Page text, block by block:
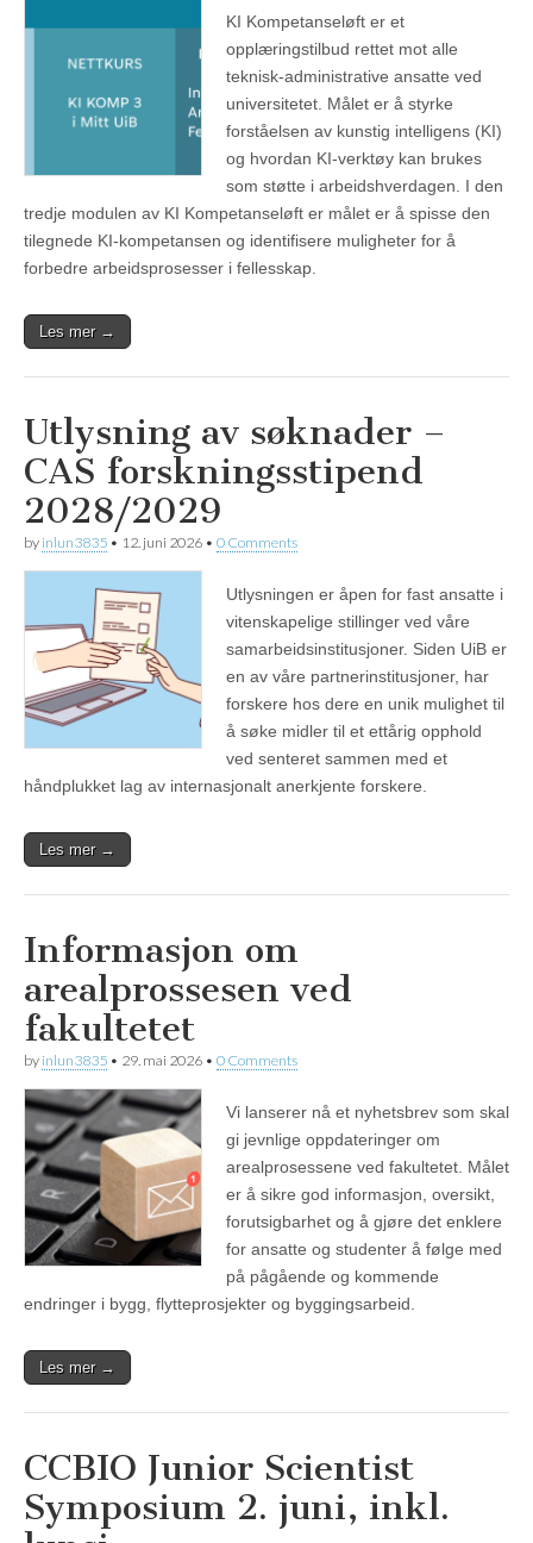
KI Kompetanseløft er et
opplæringstilbud rettet mot alle
teknisk-administrative ansatte ved
universitetet. Målet er å styrke
forståelsen av kunstig intelligens (KI)
og hvordan KI-verktøy kan brukes
som støtte i arbeidshverdagen. I den
tredje modulen av KI Kompetanseløft er målet er å spisse den
tilegnede KI-kompetansen og identifisere muligheter for å
forbedre arbeidsprosesser i fellesskap.
Les mer →
Utlysning av søknader –
CAS forskningsstipend
2028/2029
by inlun3835 • 12. juni 2026 • 0 Comments
Utlysningen er åpen for fast ansatte i
vitenskapelige stillinger ved våre
samarbeidsinstitusjoner. Siden UiB er
en av våre partnerinstitusjoner, har
forskere hos dere en unik mulighet til
å søke midler til et ettårig opphold
ved senteret sammen med et
håndplukket lag av internasjonalt anerkjente forskere.
Les mer →
Informasjon om
arealprossesen ved
fakultetet
by inlun3835 • 29. mai 2026 • 0 Comments
Vi lanserer nå et nyhetsbrev som skal
gi jevnlige oppdateringer om
arealprosessene ved fakultetet. Målet
er å sikre god informasjon, oversikt,
forutsigbarhet og å gjøre det enklere
for ansatte og studenter å følge med
på pågående og kommende
endringer i bygg, flytteprosjekter og byggingsarbeid.
Les mer →
CCBIO Junior Scientist
Symposium 2. juni, inkl.